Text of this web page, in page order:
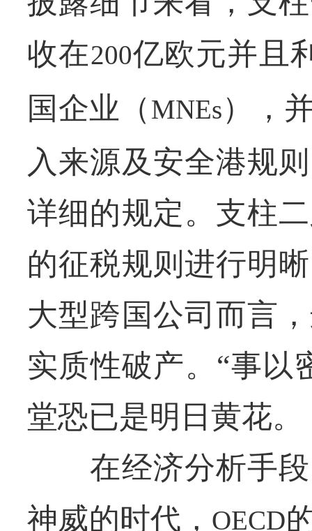
收在200亿欧元并且
国企业（ MNEs），
入来源及安全港规
详细的规定。支柱
的征税规则进行明
大型跨国公司而言
实质性破产。“事以
堂恐已是明日黄花。
在经济分析手段
神威的时代， OECD